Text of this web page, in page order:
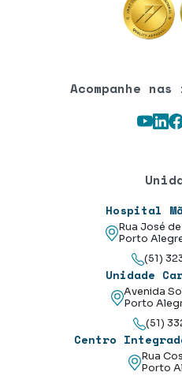
Acompanhe
Youtube
Hospital
Rua José
Porto
(51)
Unidade
Avenida
Porto
(51)
Centro
Rua
Porto